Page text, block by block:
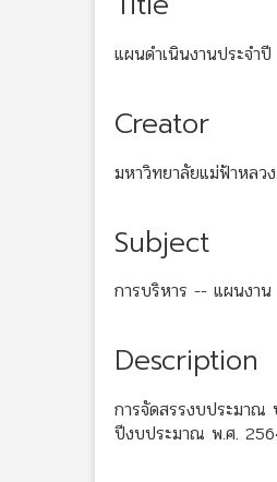
แผนดำเนินงานประจำ
Creator
มหาวิทยาลัยแม่ฟ้าหลว
Subject
การบริหาร -- แผนงาน
Description
การจัดสรรงบประมาณ
ปีงบประมาณ พ.ศ.